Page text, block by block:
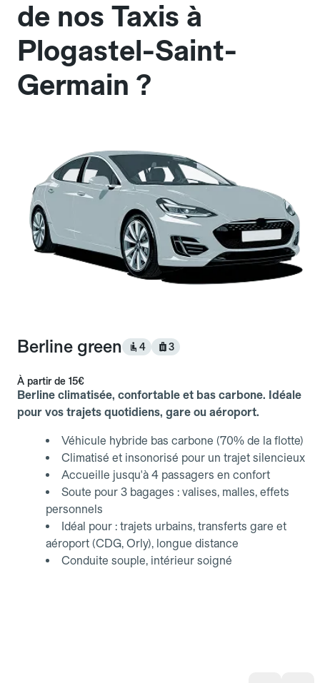
de nos Taxis à
Plogastel-Saint-
Germain ?
Berline green 4 3
À partir de 15€
Berline climatisée, confortable et bas carbone. Idéale
pour vos trajets quotidiens, gare ou aéroport.
Véhicule hybride bas carbone (70% de la flotte)
Climatisé et insonorisé pour un trajet silencieux
Accueille jusqu'à 4 passagers en confort
Soute pour 3 bagages : valises, malles, effets
personnels
Idéal pour : trajets urbains, transferts gare et
aéroport (CDG, Orly), longue distance
Conduite souple, intérieur soigné